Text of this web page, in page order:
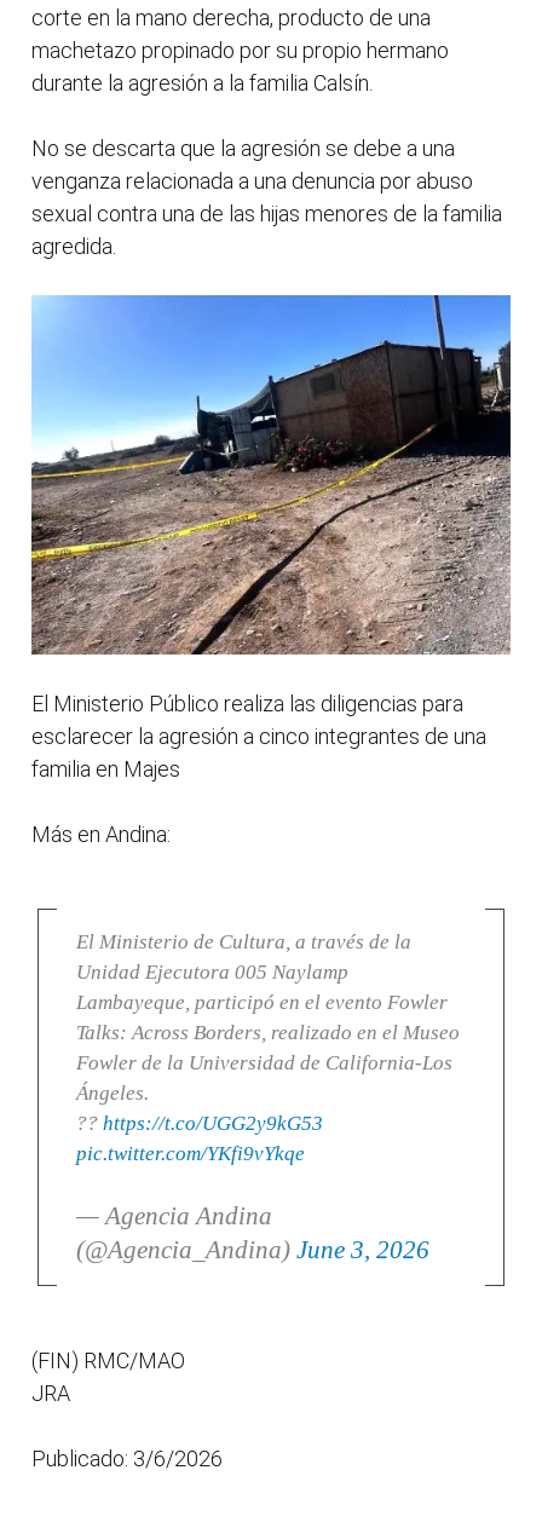
corte en la mano derecha, producto de una
machetazo propinado por su propio hermano
durante la agresión a la familia Calsín.
No se descarta que la agresión se debe a una
venganza relacionada a una denuncia por abuso
sexual contra una de las hijas menores de la familia
agredida.
El Ministerio Público realiza las diligencias para
esclarecer la agresión a cinco integrantes de una
familia en Majes
Más en Andina:
El Ministerio de Cultura, a través de la
Unidad Ejecutora 005 Naylamp
Lambayeque, participó en el evento Fowler
Talks: Across Borders, realizado en el Museo
Fowler de la Universidad de California-Los
Ángeles.
?? https://t.co/UGG2y9kG53
pic.twitter.com/YKfi9vYkqe
— Agencia Andina
(@Agencia_Andina) June 3, 2026
(FIN) RMC/MAO
JRA
Publicado: 3/6/2026